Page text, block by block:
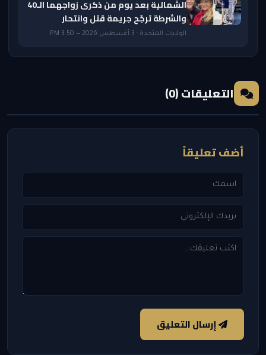
الشمالية بعد يوم من ذكرى زواجهما الـ40
والشرطة ترجّح جريمة قتل وانتحار
الولايات المتحدة · 3 أغسطس 2026 — 3:50 PM
التعليقات (0)
أضف تعليقاً
إرسال التعليق